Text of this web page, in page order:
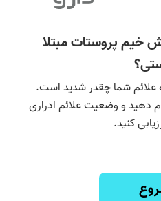
خیم پروستات مبتلا
شما چقدر شدید است.
دهید و وضعیت علائم ادراری
کنید.